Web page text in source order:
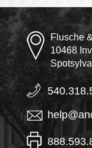
Flusche
10468